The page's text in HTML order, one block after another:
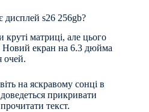
дисплей s26 256gb?
круті матриці, але цього
Новий екран на 6.3 дюйма
очей.
на яскравому сонці в
прикривати
текст.